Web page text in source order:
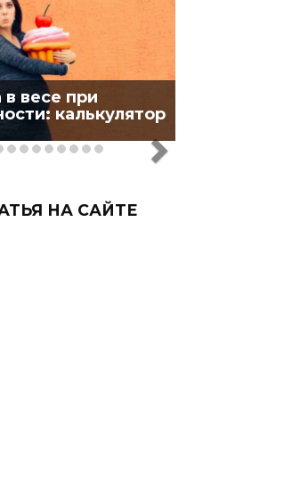
в весе при
калькулятор
НА САЙТЕ